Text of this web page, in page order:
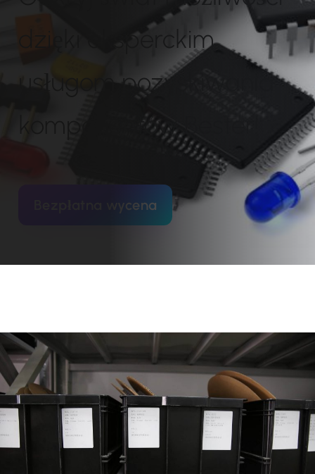
dzięki eksperckim
usługom pozyskiwania
komponentów Bester!
Bezpłatna wycena